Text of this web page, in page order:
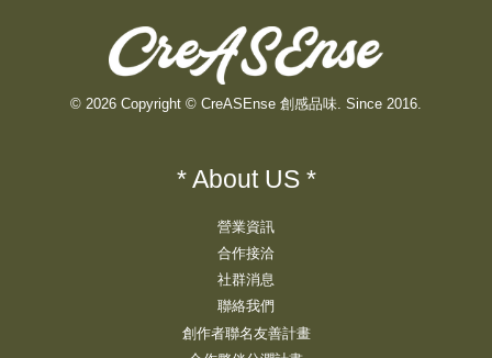
© 2026 Copyright © CreASEnse 創感品味. Since 2016.
* About US *
營業資訊
合作接洽
社群消息
聯絡我們
創作者聯名友善計畫